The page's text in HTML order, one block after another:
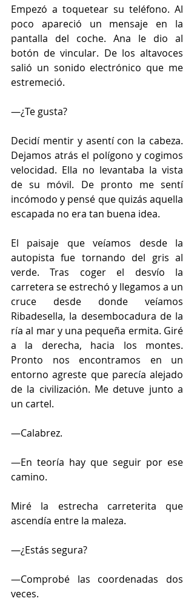
Empezó a toquetear su teléfono. Al
poco apareció un mensaje en la
pantalla del coche. Ana le dio al
botón de vincular. De los altavoces
salió un sonido electrónico que me
estremeció.
—¿Te gusta?
Decidí mentir y asentí con la cabeza.
Dejamos atrás el polígono y cogimos
velocidad. Ella no levantaba la vista
de su móvil. De pronto me sentí
incómodo y pensé que quizás aquella
escapada no era tan buena idea.
El paisaje que veíamos desde la
autopista fue tornando del gris al
verde. Tras coger el desvío la
carretera se estrechó y llegamos a un
cruce desde donde veíamos
Ribadesella, la desembocadura de la
ría al mar y una pequeña ermita. Giré
a la derecha, hacia los montes.
Pronto nos encontramos en un
entorno agreste que parecía alejado
de la civilización. Me detuve junto a
un cartel.
—Calabrez.
—En teoría hay que seguir por ese
camino.
Miré la estrecha carreterita que
ascendía entre la maleza.
—¿Estás segura?
—Comprobé las coordenadas dos
veces.